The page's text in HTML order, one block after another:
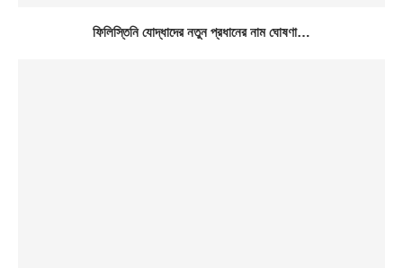
ফিলিস্তিনি যোদ্ধাদের নতুন প্রধানের নাম ঘোষণা…